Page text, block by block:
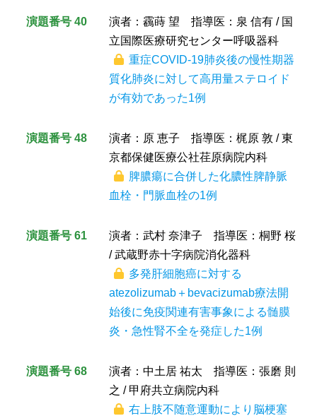
演題番号 40
演者：靏蒔 望 指導医：泉 信有 / 国
立国際医療研究センター呼吸器科
重症COVID-19肺炎後の慢性期器
質化肺炎に対して高用量ステロイド
が有効であった1例
演題番号 48
演者：原 恵子 指導医：梶原 敦 / 東
京都保健医療公社荏原病院内科
脾膿瘍に合併した化膿性脾静脈
血栓・門脈血栓の1例
演題番号 61
演者：武村 奈津子 指導医：桐野 桜
/ 武蔵野赤十字病院消化器科
多発肝細胞癌に対する
atezolizumab＋bevacizumab療法開
始後に免疫関連有害事象による髄膜
炎・急性腎不全を発症した1例
演題番号 68
演者：中土居 祐太 指導医：張磨 則
之 / 甲府共立病院内科
右上肢不随意運動により脳梗塞